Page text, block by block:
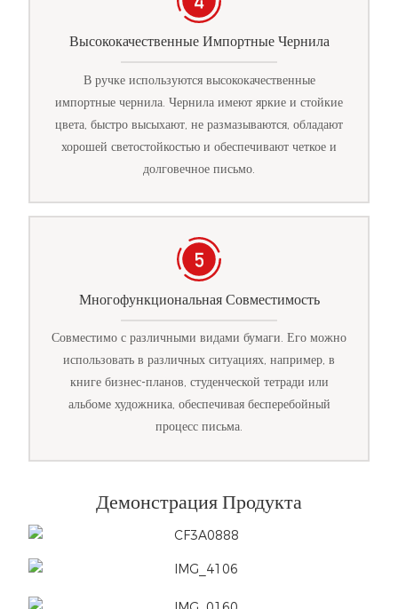
Высококачественные Импортные Чернила
В ручке используются высококачественные
импортные чернила. Чернила имеют яркие и стойкие
цвета, быстро высыхают, не размазываются, обладают
хорошей светостойкостью и обеспечивают четкое и
долговечное письмо.
Многофункциональная Совместимость
Совместимо с различными видами бумаги. Его можно
использовать в различных ситуациях, например, в
книге бизнес-планов, студенческой тетради или
альбоме художника, обеспечивая бесперебойный
процесс письма.
Демонстрация Продукта